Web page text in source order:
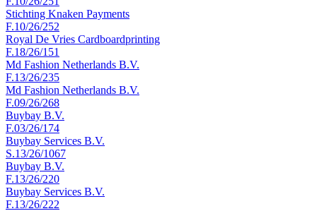
Stichting Knaken Payments
F.10/26/252
Royal De Vries Cardboardprinting
F.18/26/151
Md Fashion Netherlands B.V.
F.13/26/235
Md Fashion Netherlands B.V.
F.09/26/268
Buybay B.V.
F.03/26/174
Buybay Services B.V.
S.13/26/1067
Buybay B.V.
F.13/26/220
Buybay Services B.V.
F.13/26/222